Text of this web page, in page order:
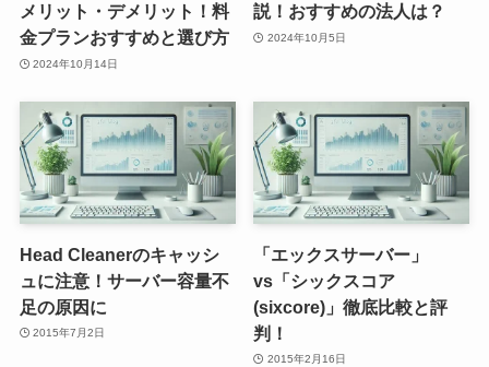
メリット・デメリット！料
金プランおすすめと選び方
2024年10月14日
説！おすすめの法人は？
2024年10月5日
Head Cleanerのキャッシ
ュに注意！サーバー容量不
足の原因に
2015年7月2日
「エックスサーバー」
vs「シックスコア
(sixcore)」徹底比較と評
判！
2015年2月16日